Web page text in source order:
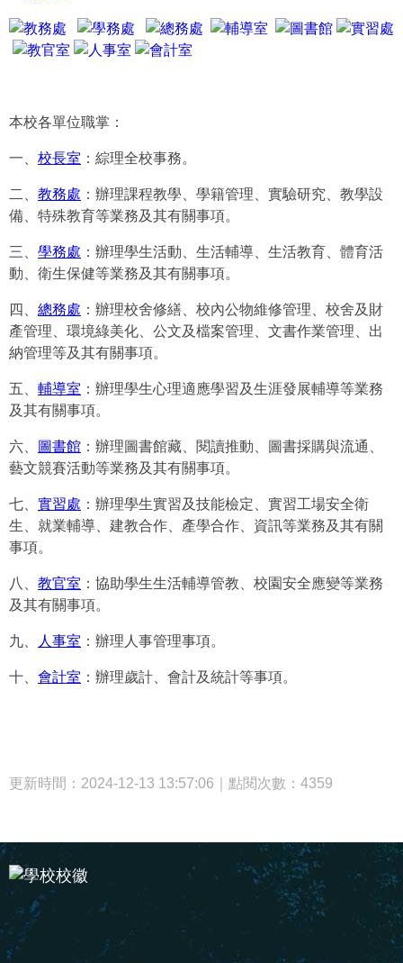
本校各單位職掌：
一、 校長室 ：綜理全校事務。
二、 教務處 ：辦理課程教學、學籍管理、實驗研究、教學設
備、特殊教育等業務及其有關事項。
三、 學務處 ：辦理學生活動、生活輔導、生活教育、體育活
動、衛生保健等業務及其有關事項。
四、 總務處 ：辦理校舍修繕、校內公物維修管理、校舍及財
產管理、環境綠美化、公文及檔案管理、文書作業管理、出
納管理等及其有關事項。
五、 輔導室 ：辦理學生心理適應學習及生涯發展輔導等業務
及其有關事項。
六、 圖書館 ：辦理圖書館藏、閱讀推動、圖書採購與流通、
藝文競賽活動等業務及其有關事項。
七、 實習處 ：辦理學生實習及技能檢定、實習工場安全衛
生、就業輔導、建教合作、產學合作、資訊等業務及其有關
事項。
八、 教官室 ：協助學生生活輔導管教、校園安全應變等業務
及其有關事項。
九、 人事室 ：辦理人事管理事項。
十、 會計室 ：辦理歲計、會計及統計等事項。
更新時間：2024-12-13 13:57:06｜點閱次數：4359